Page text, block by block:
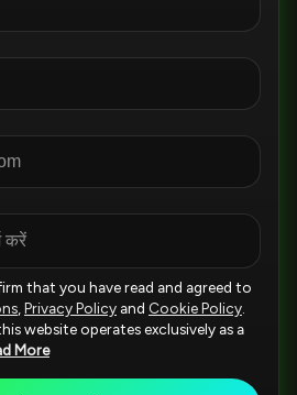
that you have read and agreed to
Privacy Policy and Cookie Policy
website operates exclusively as a
More